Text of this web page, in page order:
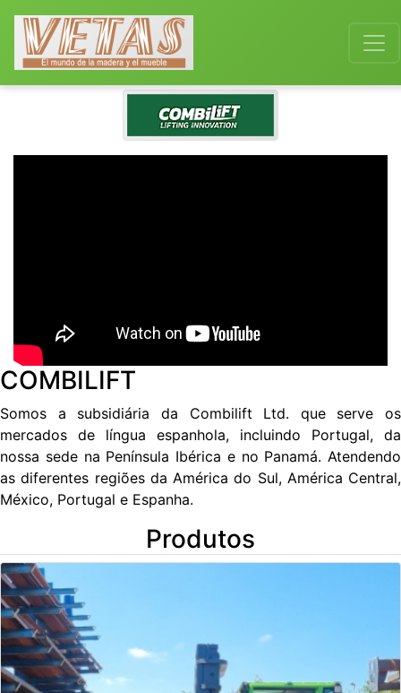
COMBILIFT
Somos a subsidiária da Combilift Ltd. que serve os
mercados de língua espanhola, incluindo Portugal, da
nossa sede na Península Ibérica e no Panamá. Atendendo
as diferentes regiões da América do Sul, América Central,
México, Portugal e Espanha.
Produtos